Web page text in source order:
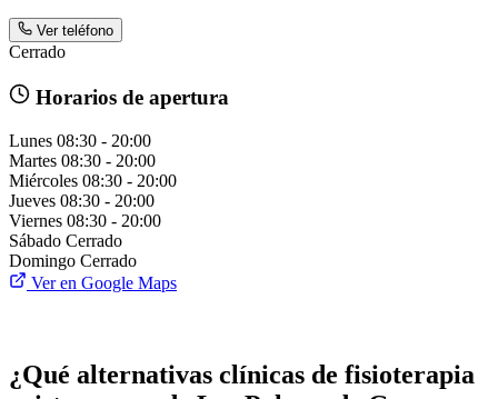
Ver teléfono
Cerrado
Horarios de apertura
Lunes 08:30 - 20:00
Martes 08:30 - 20:00
Miércoles 08:30 - 20:00
Jueves 08:30 - 20:00
Viernes 08:30 - 20:00
Sábado Cerrado
Domingo Cerrado
Ver en Google Maps
¿Qué alternativas clínicas de fisioterapia